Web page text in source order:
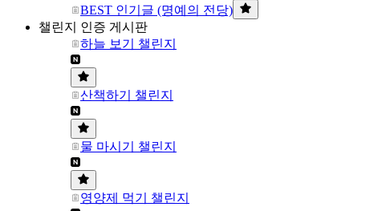
BEST 인기글 (명예의 전당)
챌린지 인증 게시판
하늘 보기 챌린지
산책하기 챌린지
물 마시기 챌린지
영양제 먹기 챌린지